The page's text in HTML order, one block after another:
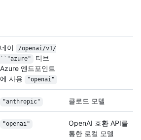
네이 /openai/v1/
``"azure"
티브
Azure 엔드포인트
에 사용
"openai"
"anthropic" 클로드 모델
"openai"
OpenAI 호환 API를
통한 로컬 모델